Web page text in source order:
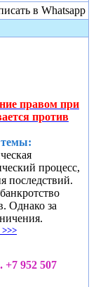
в Whatsapp
правом при
против
темы:
процесс,
последствий.
Однако за
952 507